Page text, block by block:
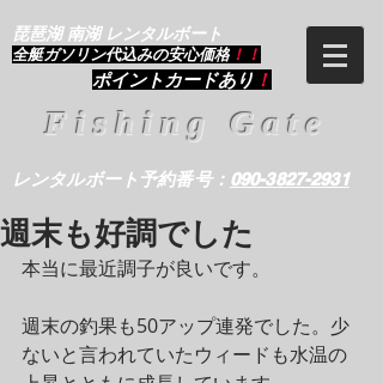
琵琶湖 南湖 レンタルボート
​全艇ガソリン代込みの安心価格 ！！
ポイントカードあり ！
Fishing Gate
レンタルボート予約番号： 090-3827-2931
週末も好調でした
本当に最近調子が良いです。
週末の釣果も50アップ連発でした。少
ないと言われていたウィードも水温の